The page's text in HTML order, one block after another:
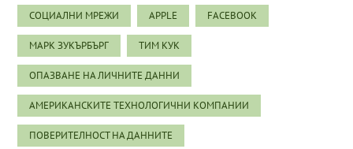
СОЦИАЛНИ МРЕЖИ APPLE FACEBOOK
МАРК ЗУКЪРБЪРГ ТИМ КУК
ОПАЗВАНЕ НА ЛИЧНИТЕ ДАННИ
АМЕРИКАНСКИТЕ ТЕХНОЛОГИЧНИ КОМПАНИИ
ПОВЕРИТЕЛНОСТ НА ДАННИТЕ